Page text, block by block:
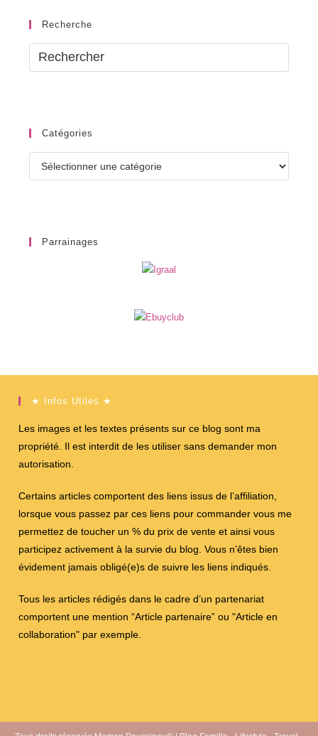
Recherche
Catégories
Parrainages
★ Infos Utiles ★
Les images et les textes présents sur ce blog sont ma
propriété. Il est interdit de les utiliser sans demander mon
autorisation.
Certains articles comportent des liens issus de l’affiliation,
lorsque vous passez par ces liens pour commander vous me
permettez de toucher un % du prix de vente et ainsi vous
participez activement à la survie du blog. Vous n’êtes bien
évidement jamais obligé(e)s de suivre les liens indiqués.
Tous les articles rédigés dans le cadre d’un partenariat
comportent une mention “Article partenaire” ou "Article en
collaboration" par exemple.